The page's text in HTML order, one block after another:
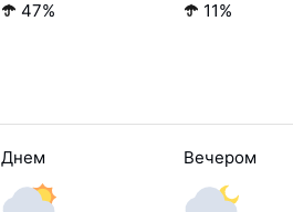
47%
11%
Днем Вечером